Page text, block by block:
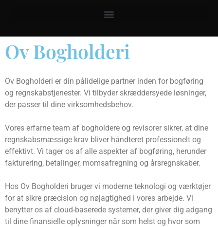
Ov Bogholderi
Ov Bogholderi er din pålidelige partner inden for bogføring
og regnskabstjenester. Vi tilbyder skræddersyede løsninger,
der passer til dine virksomhedsbehov.
Vores erfarne team af bogholdere og revisorer sikrer, at dine
regnskabsmæssige krav bliver håndteret professionelt og
effektivt. Vi tager os af alle aspekter af bogføring, herunder
fakturering, betalinger, momsafregning og årsregnskaber.
Hos Ov Bogholderi bruger vi moderne teknologi og værktøjer
for at sikre præcision og nøjagtighed i vores arbejde. Vi
benytter os af cloud-baserede systemer, der giver dig adgang
til dine finansielle oplysninger når som helst og hvor som